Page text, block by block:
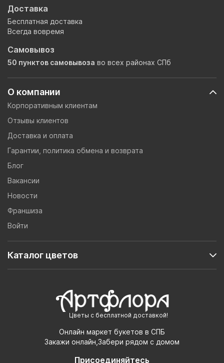
Цветы с бесплатной доставкой!
Онлайн маркет букетов в СПБ
Закажи онлайн,Забери рядом с домом
Присоединяйтесь
О компании
Корпоративным клиентам
Отзывы клиентов
Доставка и оплата
Гарантии, политика обмена и возврата
Блог
Вакансии
Новости
Франшиза
Войти
Каталог цветов
Доставка
Бесплатная доставка
Всегда вовремя
Самовывоз
50 пунктов самовывоза во всех районах СПб